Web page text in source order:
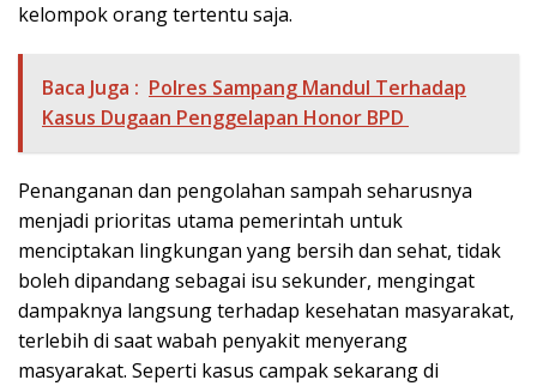
kelompok orang tertentu saja.
Baca Juga : Polres Sampang Mandul Terhadap
Kasus Dugaan Penggelapan Honor BPD
Penanganan dan pengolahan sampah seharusnya
menjadi prioritas utama pemerintah untuk
menciptakan lingkungan yang bersih dan sehat, tidak
boleh dipandang sebagai isu sekunder, mengingat
dampaknya langsung terhadap kesehatan masyarakat,
terlebih di saat wabah penyakit menyerang
masyarakat. Seperti kasus campak sekarang di